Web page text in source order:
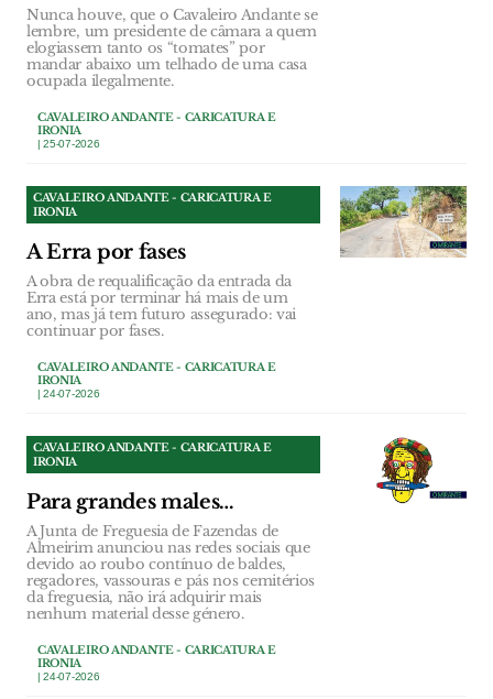
Nunca houve, que o Cavaleiro Andante se
lembre, um presidente de câmara a quem
elogiassem tanto os “tomates” por
mandar abaixo um telhado de uma casa
ocupada ilegalmente.
CAVALEIRO ANDANTE - CARICATURA E
IRONIA
| 25-07-2026
CAVALEIRO ANDANTE - CARICATURA E
IRONIA
A Erra por fases
A obra de requalificação da entrada da
Erra está por terminar há mais de um
ano, mas já tem futuro assegurado: vai
continuar por fases.
CAVALEIRO ANDANTE - CARICATURA E
IRONIA
| 24-07-2026
CAVALEIRO ANDANTE - CARICATURA E
IRONIA
Para grandes males…
A Junta de Freguesia de Fazendas de
Almeirim anunciou nas redes sociais que
devido ao roubo contínuo de baldes,
regadores, vassouras e pás nos cemitérios
da freguesia, não irá adquirir mais
nenhum material desse género.
CAVALEIRO ANDANTE - CARICATURA E
IRONIA
| 24-07-2026